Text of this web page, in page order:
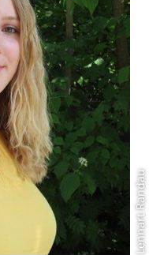
Lennart Randau